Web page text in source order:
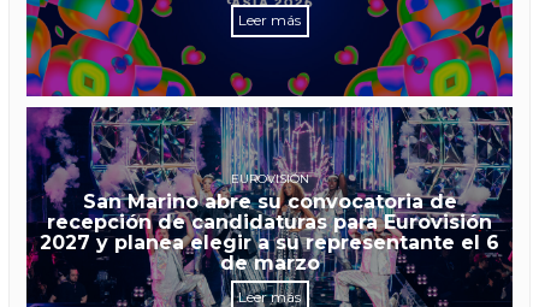
Leer más
EUROVISIÓN
San Marino abre su convocatoria de
recepción de candidaturas para Eurovisión
2027 y planea elegir a su representante el 6
de marzo
Leer más